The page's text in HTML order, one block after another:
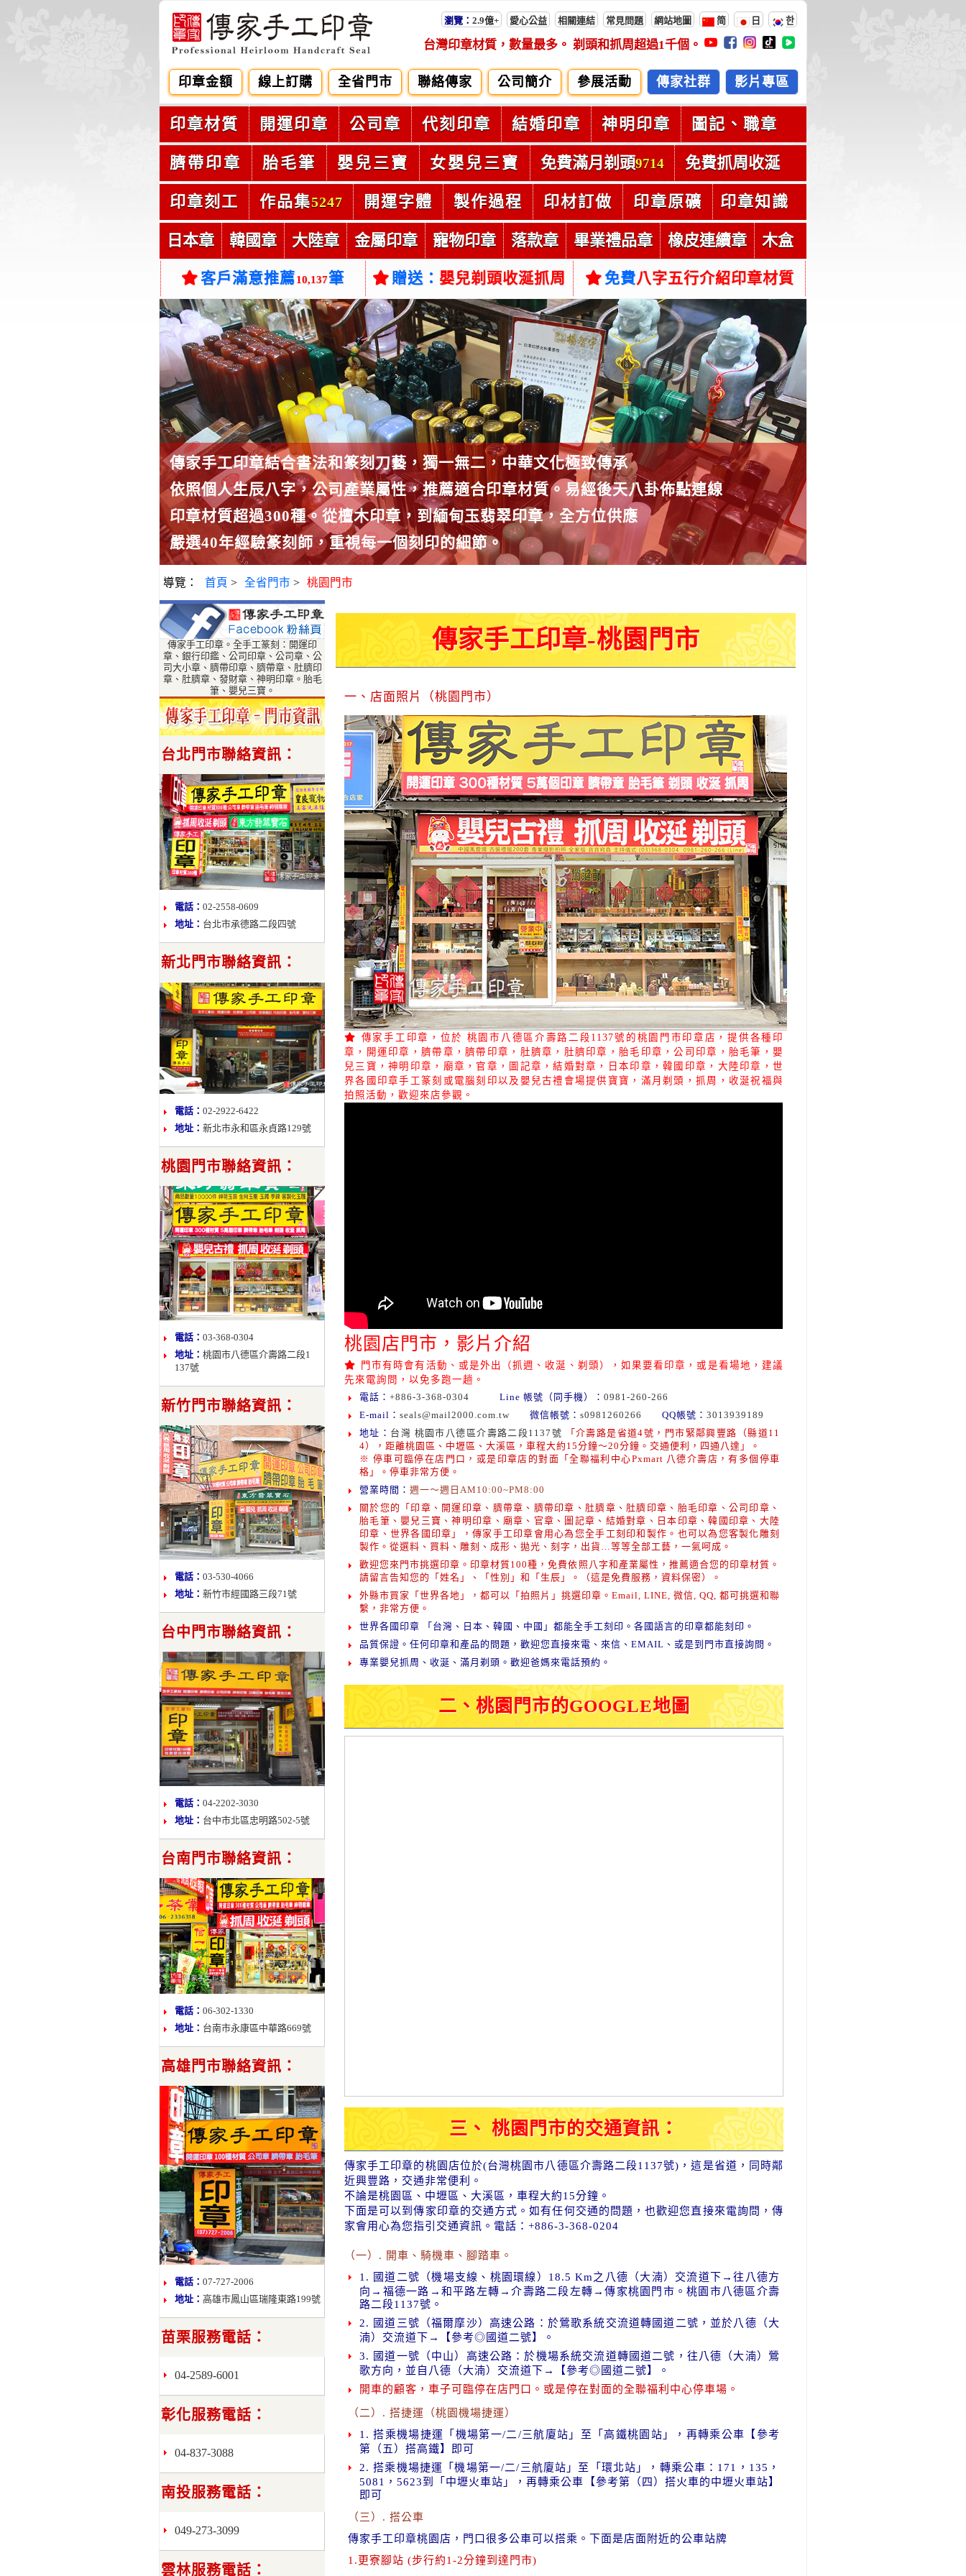
瀏覽： 2.9億+ 愛心公益 相關連結 常見問題 網站地圖 简 日 한
台灣印章材質，數量最多。 剃頭和抓周超過1千個。
印章金額 線上訂購 全省門市 聯絡傳家 公司簡介 參展活動 傳家社群 影片專區
印章材質 開運印章 公司章 代刻印章 結婚印章 神明印章 圖記、職章
臍帶印章 胎毛筆 嬰兒三寶 女嬰兒三寶 免費滿月剃頭9714 免費抓周收涎
印章刻工 作品集5247 開運字體 製作過程 印材訂做 印章原礦 印章知識
日本章 韓國章 大陸章 金屬印章 寵物印章 落款章 畢業禮品章 橡皮連續章 木盒
客戶滿意推薦10,137筆 贈送： 嬰兒剃頭收涎抓周 免費八字五行介紹印章材質
傳家手工印章結合書法和篆刻刀藝，獨一無二，中華文化極致傳承
依照個人生辰八字，公司產業屬性，推薦適合印章材質。易經後天八卦佈點連線
印章材質超過300種。從檀木印章，到緬甸玉翡翠印章，全方位供應
嚴選40年經驗篆刻師，重視每一個刻印的細節。
導覽： 首頁 > 全省門市 > 桃園門市
傳家手工印章。全手工篆刻：開運印
章、銀行印鑑、公司印章、公司章、公
司大小章、臍帶印章、臍帶章、肚臍印
章、肚臍章、發財章、神明印章。胎毛
筆、嬰兒三寶。
台北門市聯絡資訊：
電話： 02-2558-0609
地址： 台北市承德路二段四號
新北門市聯絡資訊：
電話： 02-2922-6422
地址： 新北市永和區永貞路129號
桃園門市聯絡資訊：
電話： 03-368-0304
地址： 桃園市八德區介壽路二段1
137號
新竹門市聯絡資訊：
電話： 03-530-4066
地址： 新竹市經國路三段71號
台中門市聯絡資訊：
電話： 04-2202-3030
地址： 台中市北區忠明路502-5號
台南門市聯絡資訊：
電話： 06-302-1330
地址： 台南市永康區中華路669號
高雄門市聯絡資訊：
電話： 07-727-2006
地址： 高雄市鳳山區瑞隆東路199號
苗栗服務電話：
04-2589-6001
彰化服務電話：
04-837-3088
南投服務電話：
049-273-3099
雲林服務電話：
傳家手工印章-桃園門市
一、店面照片（桃園門市）
傳家手工印章，位於 桃園市八德區介壽路二段1137號的桃園門市印章店，提供各種印
章，開運印章，臍帶章，臍帶印章，肚臍章，肚臍印章，胎毛印章，公司印章，胎毛筆，嬰
兒三寶，神明印章，廟章，官章，圖記章，結婚對章，日本印章，韓國印章，大陸印章，世
界各國印章手工篆刻或電腦刻印以及嬰兒古禮會場提供寶寶，滿月剃頭，抓周，收涎祝福與
拍照活動，歡迎來店參觀。
桃園店門市，影片介紹
門市有時會有活動、或是外出（抓週、收涎、剃頭），如果要看印章，或是看場地，建議
先來電詢問，以免多跑一趟。
電話： +886-3-368-0304 Line 帳號（同手機）： 0981-260-266
E-mail： seals@mail2000.com.tw 微信帳號： s0981260266 QQ帳號： 3013939189
地址： 台灣 桃園市八德區介壽路二段1137號
「介壽路是省道4號，門市緊鄰興豐路（縣道11
4），距離桃園區、中壢區、大溪區，車程大約15分鐘～20分鐘。交通便利，四通八達」。
※ 停車可臨停在店門口，或是印章店的對面「全聯福利中心Pxmart 八德介壽店，有多個停車
格」。停車非常方便。
營業時間： 週一～週日AM10:00~PM8:00
關於您的「印章、開運印章、臍帶章、臍帶印章、肚臍章、肚臍印章、胎毛印章、公司印章、
胎毛筆、嬰兒三寶、神明印章、廟章、官章、圖記章、結婚對章、日本印章、韓國印章、大陸
印章、世界各國印章」，傳家手工印章會用心為您全手工刻印和製作。也可以為您客製化雕刻
製作。從選料、買料、雕刻、成形、拋光、刻字，出貨…等等全部工藝，一氣呵成。
歡迎您來門市挑選印章。印章材質100種，免費依照八字和產業屬性，推薦適合您的印章材質。
請留言告知您的「姓名」、「性別」和「生辰」。（這是免費服務，資料保密）。
外縣市買家「世界各地」，都可以「拍照片」挑選印章。Email, LINE, 微信, QQ, 都可挑選和聯
繫，非常方便。
世界各國印章 「台灣、日本、韓國、中國」都能全手工刻印。各國語言的印章都能刻印。
品質保證。任何印章和產品的問題，歡迎您直接來電、來信、EMAIL、或是到門市直接詢問。
專業嬰兒抓周、收涎、滿月剃頭。歡迎爸媽來電話預約。
二、桃園門市的GOOGLE地圖
三、 桃園門市的交通資訊：
傳家手工印章的桃園店位於(台灣桃園市八德區介壽路二段1137號)，這是省道，同時鄰
近興豐路，交通非常便利。
不論是桃園區、中壢區、大溪區，車程大約15分鐘。
下面是可以到傳家印章的交通方式。如有任何交通的問題，也歡迎您直接來電詢問，傳
家會用心為您指引交通資訊。電話：+886-3-368-0204
（一）. 開車、騎機車、腳踏車。
1. 國道二號（機場支線、桃園環線）18.5 Km之八德（大湳）交流道下→往八德方
向→福德一路→和平路左轉→介壽路二段左轉→傳家桃園門市。桃園市八德區介壽
路二段1137號。
2. 國道三號（福爾摩沙）高速公路：於鶯歌系統交流道轉國道二號，並於八德（大
湳）交流道下→【參考◎國道二號】。
3. 國道一號（中山）高速公路：於機場系統交流道轉國道二號，往八德（大湳）鶯
歌方向，並自八德（大湳）交流道下→【參考◎國道二號】。
開車的顧客，車子可臨停在店門口。或是停在對面的全聯福利中心停車場。
（二）. 搭捷運（桃園機場捷運）
1. 搭乘機場捷運「機場第一/二/三航廈站」至「高鐵桃園站」，再轉乘公車【參考
第（五）搭高鐵】即可
2. 搭乘機場捷運「機場第一/二/三航廈站」至「環北站」，轉乘公車：171，135，
5081，5623到「中壢火車站」，再轉乘公車【參考第（四）搭火車的中壢火車站】
即可
（三）. 搭公車
傳家手工印章桃園店，門口很多公車可以搭乘。下面是店面附近的公車站牌
1.更寮腳站 (步行約1-2分鐘到達門市)